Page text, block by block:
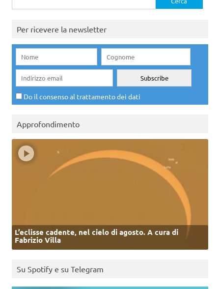
per:
Per ricevere la newsletter
Do il consenso al trattamento dei dati
Approfondimento
L’eclisse cadente, nel cielo di agosto. A cura di
Fabrizio Villa
Su Spotify e su Telegram